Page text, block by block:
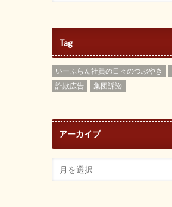
Tag
いーふらん社員の日々のつぶやき
詐欺広告
集団訴訟
アーカイブ